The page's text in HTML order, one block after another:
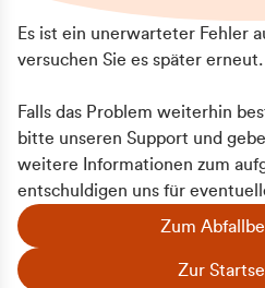
Es ist ein unerwarteter Fehler
versuchen Sie es später erneut.
Falls das Problem weiterhin
bitte unseren Support und
weitere Informationen zum
entschuldigen uns für
Zum
Zur